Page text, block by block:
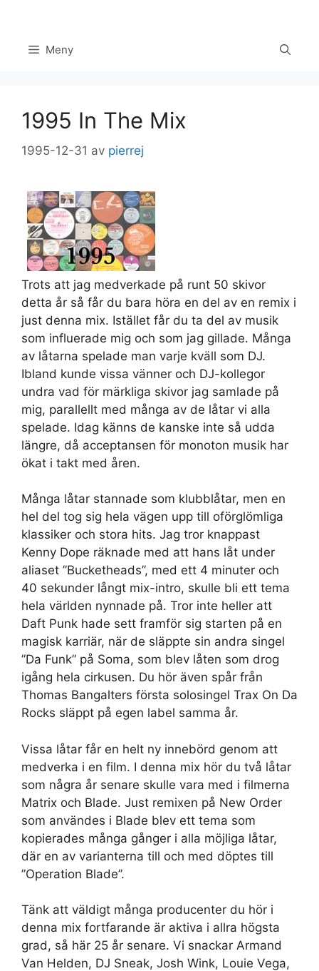
innehåll Meny
1995 In The Mix
1995-12-31 av pierrej
Trots att jag medverkade på runt 50 skivor
detta år så får du bara höra en del av en remix i
just denna mix. Istället får du ta del av musik
som influerade mig och som jag gillade. Många
av låtarna spelade man varje kväll som DJ.
Ibland kunde vissa vänner och DJ-kollegor
undra vad för märkliga skivor jag samlade på
mig, parallellt med många av de låtar vi alla
spelade. Idag känns de kanske inte så udda
längre, då acceptansen för monoton musik har
ökat i takt med åren.
Många låtar stannade som klubblåtar, men en
hel del tog sig hela vägen upp till oförglömliga
klassiker och stora hits. Jag tror knappast
Kenny Dope räknade med att hans låt under
aliaset ”Bucketheads”, med ett 4 minuter och
40 sekunder långt mix-intro, skulle bli ett tema
hela världen nynnade på. Tror inte heller att
Daft Punk hade sett framför sig starten på en
magisk karriär, när de släppte sin andra singel
”Da Funk” på Soma, som blev låten som drog
igång hela cirkusen. Du hör även spår från
Thomas Bangalters första solosingel Trax On Da
Rocks släppt på egen label samma år.
Vissa låtar får en helt ny innebörd genom att
medverka i en film. I denna mix hör du två låtar
som några år senare skulle vara med i filmerna
Matrix och Blade. Just remixen på New Order
som användes i Blade blev ett tema som
kopierades många gånger i alla möjliga låtar,
där en av varianterna till och med döptes till
”Operation Blade”.
Tänk att väldigt många producenter du hör i
denna mix fortfarande är aktiva i allra högsta
grad, så här 25 år senare. Vi snackar Armand
Van Helden, DJ Sneak, Josh Wink, Louie Vega,
Set Youtube Channel ID